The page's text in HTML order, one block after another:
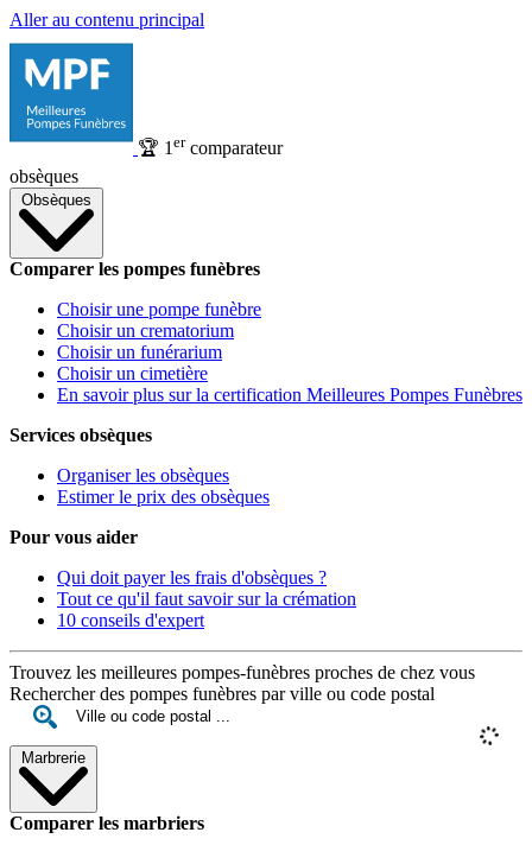
Aller au contenu principal
🏆 1 ercomparateur
obsèques
Obsèques
Comparer les pompes funèbres
Choisir une pompe funèbre
Choisir un crematorium
Choisir un funérarium
Choisir un cimetière
En savoir plus sur la certification Meilleures Pompes Funèbres
Services obsèques
Organiser les obsèques
Estimer le prix des obsèques
Pour vous aider
Qui doit payer les frais d'obsèques ?
Tout ce qu'il faut savoir sur la crémation
10 conseils d'expert
Trouvez les meilleures pompes-funèbres proches de chez vous
Rechercher des pompes funèbres par ville ou code postal
Marbrerie
Comparer les marbriers